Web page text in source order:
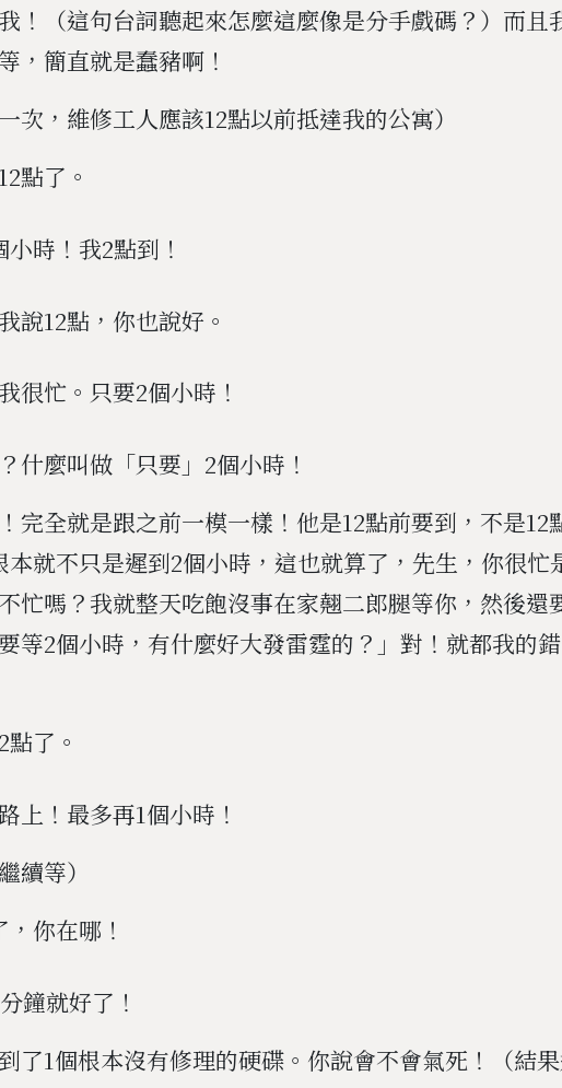
！（這句台詞聽起來怎麼這麼像是分手戲碼？）而且
，簡直就是蠢豬啊！
次，維修工人應該12點以前抵達我的公寓）
點了。
時！我2點到！
說12點，你也說好。
很忙。只要2個小時！
什麼叫做「只要」2個小時！
完全就是跟之前一模一樣！他是12點前要到，不是12
本就不只是遲到2個小時，這也就算了，先生，你很忙
忙嗎？我就整天吃飽沒事在家翹二郎腿等你，然後還
等2個小時，有什麼好大發雷霆的？」對！就都我的錯
了。
上！最多再1個小時！
續等）
你在哪！
鐘就好了！
了1個根本沒有修理的硬碟。你說會不會氣死！（結